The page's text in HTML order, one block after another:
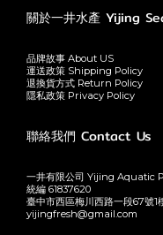
關於一井水產 Yijing
品牌故事 About US
運送政策 Shipping Policy
退換貨方式 Return Policy
隱私政策 Privacy Policy
聯絡我們 Contact Us
一井有限公司 Yijing Aquatic
統編 61837620
臺中市西區梅川西路一段67號1
yijingfresh@gmail.com